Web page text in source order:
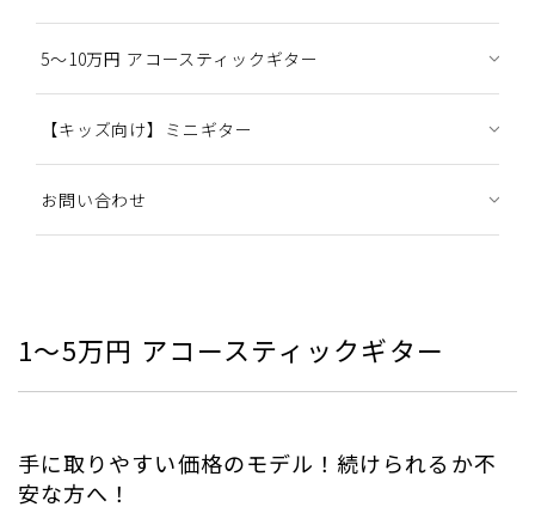
5～10万円 アコースティックギター
【キッズ向け】ミニギター
お問い合わせ
1～5万円 アコースティックギター
手に取りやすい価格のモデル！続けられるか不
安な方へ！